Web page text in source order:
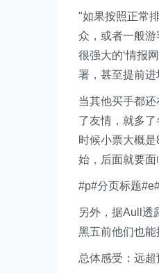
"如果按照正常
众，或者一般
很强大的‘情报
署，甚至提前进
当其他买手都
了友情，就多
时候小票大概
始，后面就要面
#p#分页标题
另外，据Aull透
黑五前他们也能
总体感受：远超